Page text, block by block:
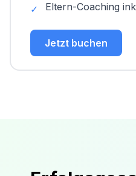
✓ Eltern-Coaching
Jetzt buchen